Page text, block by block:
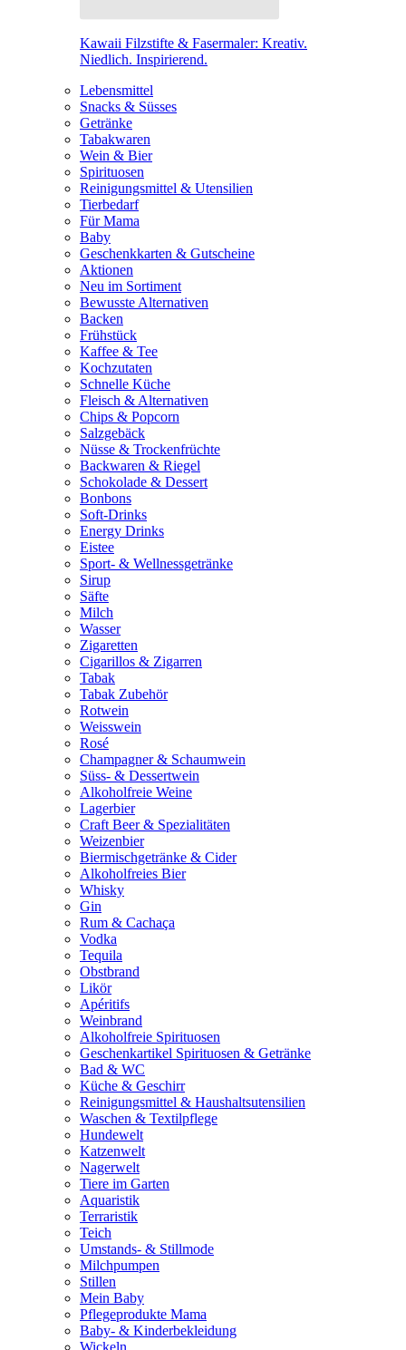
Kawaii Filzstifte & Fasermaler: Kreativ.
Niedlich. Inspirierend.
Lebensmittel
Snacks & Süsses
Getränke
Tabakwaren
Wein & Bier
Spirituosen
Reinigungsmittel & Utensilien
Tierbedarf
Für Mama
Baby
Geschenkkarten & Gutscheine
Aktionen
Neu im Sortiment
Bewusste Alternativen
Backen
Frühstück
Kaffee & Tee
Kochzutaten
Schnelle Küche
Fleisch & Alternativen
Chips & Popcorn
Salzgebäck
Nüsse & Trockenfrüchte
Backwaren & Riegel
Schokolade & Dessert
Bonbons
Soft-Drinks
Energy Drinks
Eistee
Sport- & Wellnessgetränke
Sirup
Säfte
Milch
Wasser
Zigaretten
Cigarillos & Zigarren
Tabak
Tabak Zubehör
Rotwein
Weisswein
Rosé
Champagner & Schaumwein
Süss- & Dessertwein
Alkoholfreie Weine
Lagerbier
Craft Beer & Spezialitäten
Weizenbier
Biermischgetränke & Cider
Alkoholfreies Bier
Whisky
Gin
Rum & Cachaça
Vodka
Tequila
Obstbrand
Likör
Apéritifs
Weinbrand
Alkoholfreie Spirituosen
Geschenkartikel Spirituosen & Getränke
Bad & WC
Küche & Geschirr
Reinigungsmittel & Haushaltsutensilien
Waschen & Textilpflege
Hundewelt
Katzenwelt
Nagerwelt
Tiere im Garten
Aquaristik
Terraristik
Teich
Umstands- & Stillmode
Milchpumpen
Stillen
Mein Baby
Pflegeprodukte Mama
Baby- & Kinderbekleidung
Wickeln